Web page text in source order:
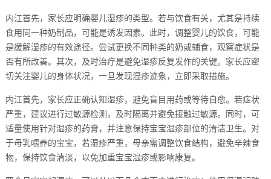
内江首先，家长应明确婴儿湿疹的类型。若与饮食有关，尤其是持续
食用同一种奶制品，可能是诱发因素。此时，调整婴儿的饮食，可能
是缓解湿疹的有效途径。尝试更换不同种类的奶或辅食，观察症状是
否有所改善。其次，及时治疗是避免湿疹反复发作的关键。家长应密
切关注婴儿的身体状况，一旦发现湿疹迹象，立即采取措施。
内江首先，家长应正确认知湿疹，避免盲目用药或等待自愈。若症状
严重，建议进行过敏源检测，及时隔离并避免接触过敏源。同时，可
适量使用针对湿疹的药膏，并注意保持宝宝湿疹部位的清洁卫生。对
于母乳喂养的宝宝，若湿疹严重，母亲需调整饮食结构，避免辛辣食
物，保持饮食清淡，以免加重宝宝湿疹或影响康复。